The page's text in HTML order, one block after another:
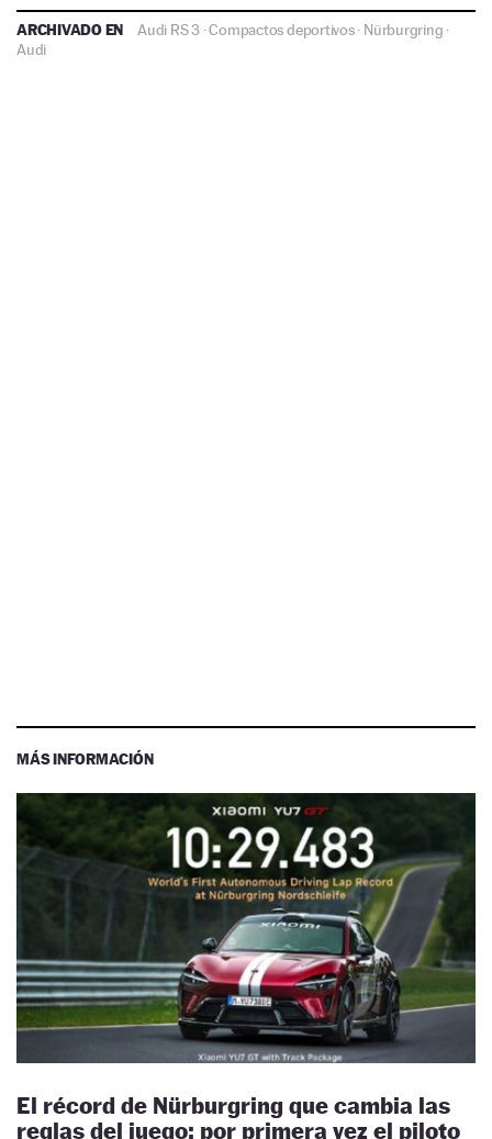
ARCHIVADO EN Audi RS 3·Compactos deportivos· Nürburgring ·
Audi
MÁS INFORMACIÓN
El récord de Nürburgring que cambia las
reglas del juego: por primera vez el piloto